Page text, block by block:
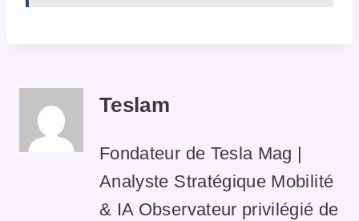
Teslam
Fondateur de Tesla Mag |
Analyste Stratégique Mobilité
& IA Observateur privilégié de